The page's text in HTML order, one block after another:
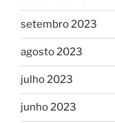
setembro 2023
agosto 2023
julho 2023
junho 2023